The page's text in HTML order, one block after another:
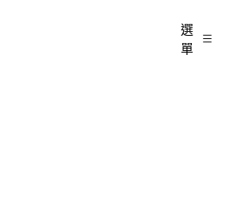
選
單